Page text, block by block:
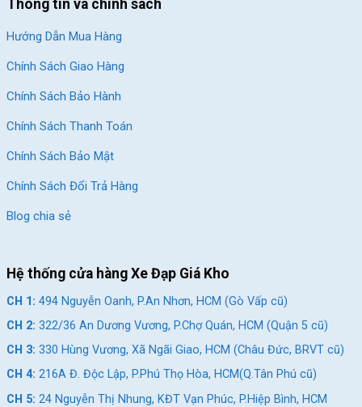
CH 1:494 Nguyễn Oanh, P.An Nhơn, HCM (Gò Vấp cũ)
CH 2:322/36 An Dương Vương, P.Chợ Quán, HCM (Quận
5 cũ)
330 Hùng Vương, Xã Ngãi Giao, HCM (Châu Đức,
CH 4:216A Đ. Độc Lập, P.Phú Thọ Hòa, HCM(Q.Tân Phú
cũ)
CH 5: 24 Nguyễn Thị Nhung, KĐT Vạn Phúc, P.Hiệp Bình,
CH 6:
CH 7:05 Nguyễn Trãi, P.Dĩ An, HCM (Dĩ An, Bình Dương
CH 8:
15 Phú Lợi, P.Phú Lợi, HCM (Thủ Dầu Một, Bình
SKU: MX2000
Thẻ: Hợp Kim Nhôm ,Shimano Tourney,
Xe đạp địa hình Shimano
Thông tin và chính sách
Hướng Dẫn Mua Hàng
Chính Sách Giao Hàng
Chính Sách Bảo Hành
Chính Sách Thanh Toán
Chính Sách Bảo Mật
Chính Sách Đổi Trả Hàng
Blog chia sẻ
Hệ thống cửa hàng Xe Đạp Giá Kho
CH 1: 494 Nguyễn Oanh, P.An Nhơn, HCM (Gò Vấp cũ)
CH 2: 322/36 An Dương Vương, P.Chợ Quán, HCM (Quận 5 cũ)
CH 3: 330 Hùng Vương, Xã Ngãi Giao, HCM (Châu Đức, BRVT cũ)
CH 4: 216A Đ. Độc Lập, P.Phú Thọ Hòa, HCM(Q.Tân Phú cũ)
CH 5: 24 Nguyễn Thị Nhung, KĐT Vạn Phúc, P.Hiệp Bình, HCM